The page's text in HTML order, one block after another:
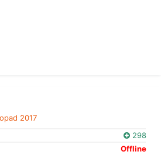
2017
298
Offline